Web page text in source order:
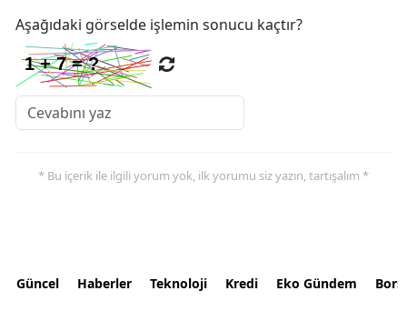
Aşağıdaki görselde işlemin sonucu kaçtır?
* Bu içerik ile ilgili yorum yok, ilk yorumu siz yazın, tartışalım *
Güncel Haberler Teknoloji Kredi Eko Gündem